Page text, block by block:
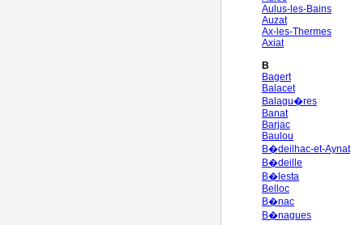
Aulus-les-Bains
Auzat
Ax-les-Thermes
Axiat
B
Bagert
Balacet
Balagu�res
Banat
Barjac
Baulou
B�deilhac-et-Aynat
B�deille
B�lesta
Belloc
B�nac
B�nagues